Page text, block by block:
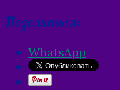
Поделиться:
WhatsApp